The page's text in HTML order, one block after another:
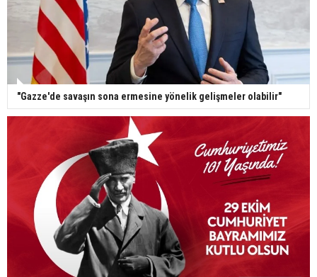
"Gazze'de savaşın sona ermesine yönelik gelişmeler olabilir"